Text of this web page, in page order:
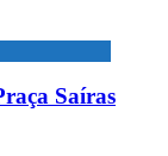
Saíras